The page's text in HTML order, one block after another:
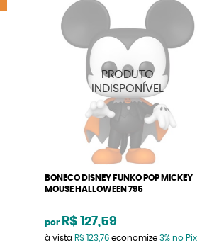
BONECO DISNEY FUNKO POP MICKEY
MOUSE HALLOWEEN 795
por R$ 127,59
à vista R$ 123,76 economize 3% no Pix